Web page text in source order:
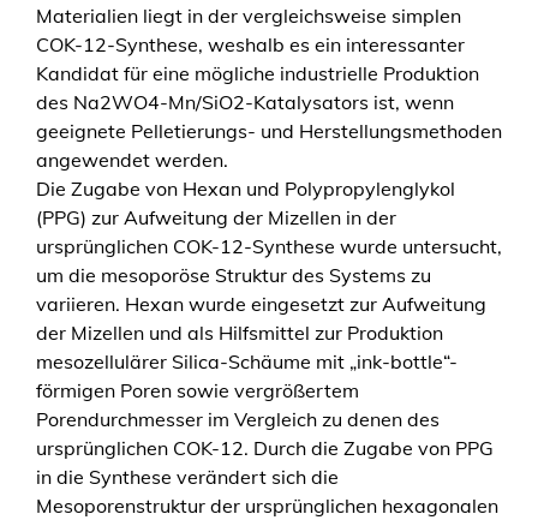
p
s
c
a
l
n
g
,
c
o
n
t
i
n
u
o
u
Materialien liegt in der vergleichsweise simplen
COK-12-Synthese, weshalb es ein interessanter
Kandidat für eine mögliche industrielle Produktion
des Na2WO4-Mn/SiO2-Katalysators ist, wenn
geeignete Pelletierungs- und Herstellungsmethoden
angewendet werden.
Die Zugabe von Hexan und Polypropylenglykol
(PPG) zur Aufweitung der Mizellen in der
ursprünglichen COK-12-Synthese wurde untersucht,
um die mesoporöse Struktur des Systems zu
variieren. Hexan wurde eingesetzt zur Aufweitung
der Mizellen und als Hilfsmittel zur Produktion
mesozellulärer Silica-Schäume mit „ink-bottle“-
förmigen Poren sowie vergrößertem
Porendurchmesser im Vergleich zu denen des
ursprünglichen COK-12. Durch die Zugabe von PPG
in die Synthese verändert sich die
Mesoporenstruktur der ursprünglichen hexagonalen